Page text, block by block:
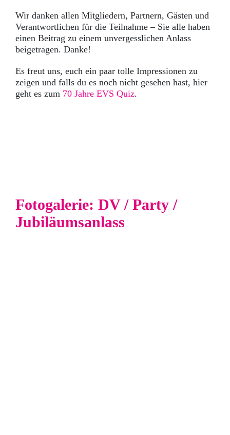
Wir danken allen Mitgliedern, Partnern, Gästen und
Verantwortlichen für die Teilnahme – Sie alle haben
einen Beitrag zu einem unvergesslichen Anlass
beigetragen. Danke!
Es freut uns, euch ein paar tolle Impressionen zu
zeigen und falls du es noch nicht gesehen hast, hier
geht es zum 70 Jahre EVS Quiz.
Fotogalerie: DV / Party /
Jubiläumsanlass